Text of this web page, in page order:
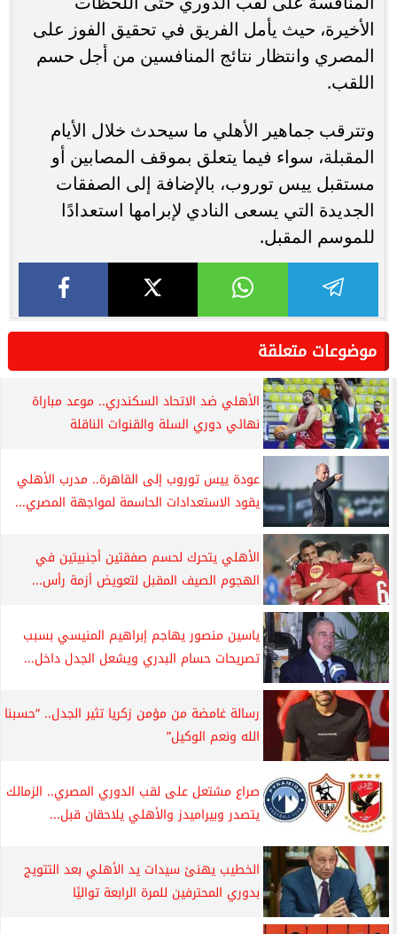
الأخيرة، حيث يأمل الفريق في تحقيق الفوز على
المصري وانتظار نتائج المنافسين من أجل حسم
اللقب.
وتترقب جماهير الأهلي ما سيحدث خلال الأيام
المقبلة، سواء فيما يتعلق بموقف المصابين أو
مستقبل ييس توروب، بالإضافة إلى الصفقات
الجديدة التي يسعى النادي لإبرامها استعدادًا
للموسم المقبل.
موضوعات متعلقة
الأهلي ضد الاتحاد السكندري.. موعد مباراة
نهائي دوري السلة والقنوات الناقلة
عودة ييس توروب إلى القاهرة.. مدرب الأهلي
يقود الاستعدادات الحاسمة لمواجهة المصري...
الأهلي يتحرك لحسم صفقتين أجنبيتين في
الهجوم الصيف المقبل لتعويض أزمة رأس...
ياسين منصور يهاجم إبراهيم المنيسي بسبب
تصريحات حسام البدري ويشعل الجدل داخل...
رسالة غامضة من مؤمن زكريا تثير الجدل.. “حسبنا
الله ونعم الوكيل”
صراع مشتعل على لقب الدوري المصري.. الزمالك
يتصدر وبيراميدز والأهلي يلاحقان قبل...
الخطيب يهنئ سيدات يد الأهلي بعد التتويج
بدوري المحترفين للمرة الرابعة تواليًا